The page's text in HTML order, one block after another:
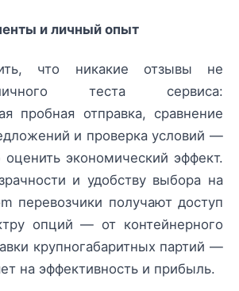
и личный опыт
что никакие отзывы не
теста сервиса:
пробная отправка, сравнение
и проверка условий —
экономический эффект.
и удобству выбора на
перевозчики получают доступ
опций — от контейнерного
крупногабаритных партий —
на эффективность и прибыль.